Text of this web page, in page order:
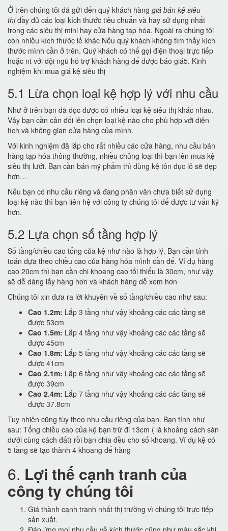
Ở trên chúng tôi đã gửi đến quý khách hàng giá bán kệ siêu
thịđầy đủ các loại kích thước tiêu chuẩn và hay sử dụng nhất
trong các siêu thị mini hay cửa hàng tạp hóa. Ngoài ra chúng tôi
còn nhiều kích thước lẻ khác Nếu quý khách không tìm thấy kích
thước mình cần ở trên. Quý khách có thể gọi điện thoại trực tiếp
hoặc nt với đội ngũ hỗ trợ khách hàng để được báo giá5. Kinh
nghiệm khi mua giá kệ siêu thị
5.1 Lừa chọn loại kệ hợp lý với nhu cầu
Như ở trên bạn đã đọc được có nhiều loại kệ siêu thị khác nhau.
Vậy bạn cần cân đối lên chọn loại kệ nào cho phù hợp với diện
tích và không gian cửa hàng của mình.
Với kinh nghiệm đã lắp cho rất nhiều các cửa hàng, nhu cầu bán
hàng tạp hóa thông thường, nhiều chủng loại thì bạn lên mua kệ
siêu thị lưới. Bạn cần bán mỹ phẩm thì dùng kệ tôn đục lỗ sẽ đẹp
hơn…
Nếu bạn có nhu cầu riêng và đang phân vân chưa biết sử dụng
loại kệ nào thì bạn liên hệ với công ty chúng tôi để được tư vấn kỹ
hơn.
5.2 Lựa chọn số tầng hợp lý
Số tầng/chiều cao tổng của kệ như nào là hợp lý. Bạn cần tính
toán dựa theo chiều cao của hàng hóa mình cần để. Ví dụ hàng
cao 20cm thì bạn cần chi khoang cao tối thiểu là 30cm, như vậy
sẽ dễ dàng lấy hàng hơn và khách hàng dễ xem hơn
Chúng tôi xin đưa ra lời khuyên về số tầng/chiều cao như sau:
Cao 1.2m: Lắp 3 tầng như vậy khoảng các các tầng sẽ
được 53cm
Cao 1.5m: Lắp 4 tầng như vậy khoảng các các tầng sẽ
được 45cm
Cao 1.8m: Lắp 5 tầng như vậy khoảng các các tầng sẽ
được 41cm
Cao 2.1m: Lắp 6 tầng như vậy khoảng các các tầng sẽ
được 39cm
Cao 2.4m: Lắp 7 tầng như vậy khoảng các các tầng sẽ
được 37.8cm
Tuy nhiên cũng tùy theo nhu cầu riêng của bạn. Bạn tính như
sau: Tổng chiều cao của kệ bạn trừ đi 13cm ( là khoảng cách sàn
dưới cùng cách đất) rồi bạn chia đều cho số khoang. Ví dụ kệ có
5 tầng sẽ tạo thành 4 khoang để hàng
6. Lợi thế cạnh tranh của
công ty chúng tôi
Giá thành cạnh tranh nhất thị trường vì chúng tôi trực tiếp
sản xuất.